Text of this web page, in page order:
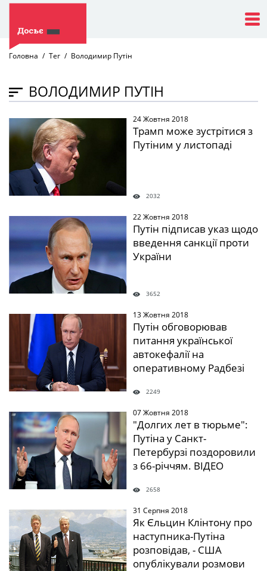
Головна Тег Володимир Путін
ВОЛОДИМИР ПУТІН
" /> 24 Жовтня 2018
Трамп може зустрітися з
Путіним у листопаді
2032
22 Жовтня 2018
Путін підписав указ щодо
введення санкції проти
України
3652
13 Жовтня 2018
Путін обговорював
питання української
автокефалії на
оперативному Радбезі
2249
" /> 07 Жовтня 2018
"Долгих лет в тюрьме":
Путіна у Санкт-
Петербурзі поздоровили
з 66-річчям. ВІДЕО
2658
" /> 31 Серпня 2018
Як Єльцин Клінтону про
наступника-Путіна
розповідав, - США
опублікували розмови